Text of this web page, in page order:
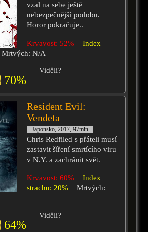
vzal na sebe ještě
nebezpečnější podobu.
Horor pokračuje..
Krvavost: 52%
Index
Mrtvých: N/A
70%
Viděli?
Resident Evil:
Vendeta
Japonsko, 2017, 97min
Chris Redfiled s přáteli musí
zastavit šíření smrtícího viru
v N.Y. a zachránit svět.
Krvavost: 60%
Index
strachu: 20%
Mrtvých:
64%
Viděli?